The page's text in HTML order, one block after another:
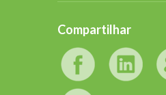
Compartilhar